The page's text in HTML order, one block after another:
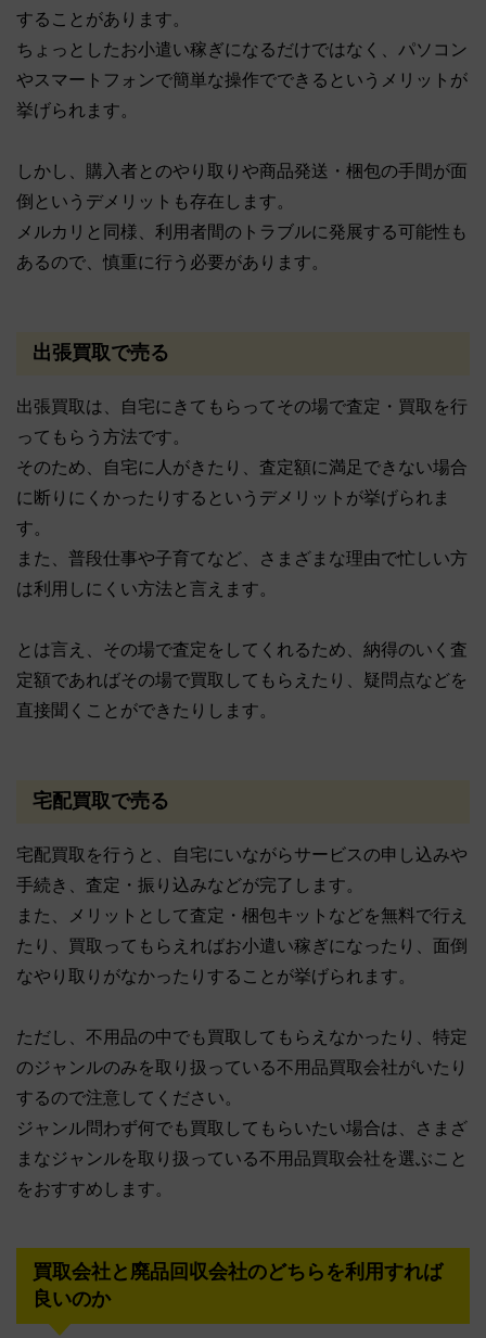
することがあります。
ちょっとしたお小遣い稼ぎになるだけではなく、パソコン
やスマートフォンで簡単な操作でできるというメリットが
挙げられます。
しかし、購入者とのやり取りや商品発送・梱包の手間が面
倒というデメリットも存在します。
メルカリと同様、利用者間のトラブルに発展する可能性も
あるので、慎重に行う必要があります。
出張買取で売る
出張買取は、自宅にきてもらってその場で査定・買取を行
ってもらう方法です。
そのため、自宅に人がきたり、査定額に満足できない場合
に断りにくかったりするというデメリットが挙げられま
す。
また、普段仕事や子育てなど、さまざまな理由で忙しい方
は利用しにくい方法と言えます。
とは言え、その場で査定をしてくれるため、納得のいく査
定額であればその場で買取してもらえたり、疑問点などを
直接聞くことができたりします。
宅配買取で売る
宅配買取を行うと、自宅にいながらサービスの申し込みや
手続き、査定・振り込みなどが完了します。
また、メリットとして査定・梱包キットなどを無料で行え
たり、買取ってもらえればお小遣い稼ぎになったり、面倒
なやり取りがなかったりすることが挙げられます。
ただし、不用品の中でも買取してもらえなかったり、特定
のジャンルのみを取り扱っている不用品買取会社がいたり
するので注意してください。
ジャンル問わず何でも買取してもらいたい場合は、さまざ
まなジャンルを取り扱っている不用品買取会社を選ぶこと
をおすすめします。
買取会社と廃品回収会社のどちらを利用すれば
良いのか